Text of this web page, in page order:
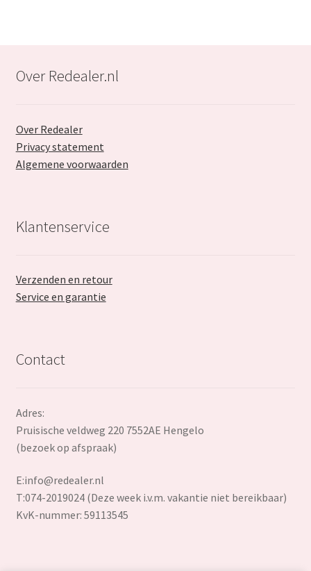
Over Redealer.nl
Over Redealer
Privacy statement
Algemene voorwaarden
Klantenservice
Verzenden en retour
Service en garantie
Contact
Adres:
Pruisische veldweg 220 7552AE Hengelo
(bezoek op afspraak)
E:info@redealer.nl
T:074-2019024 (Deze week i.v.m. vakantie niet bereikbaar)
KvK-nummer: 59113545